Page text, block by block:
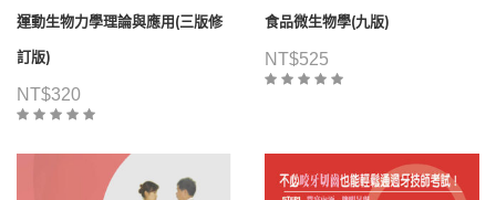
運動生物力學理論與應用(三版修
訂版)
NT$320
食品微生物學(九版)
NT$525